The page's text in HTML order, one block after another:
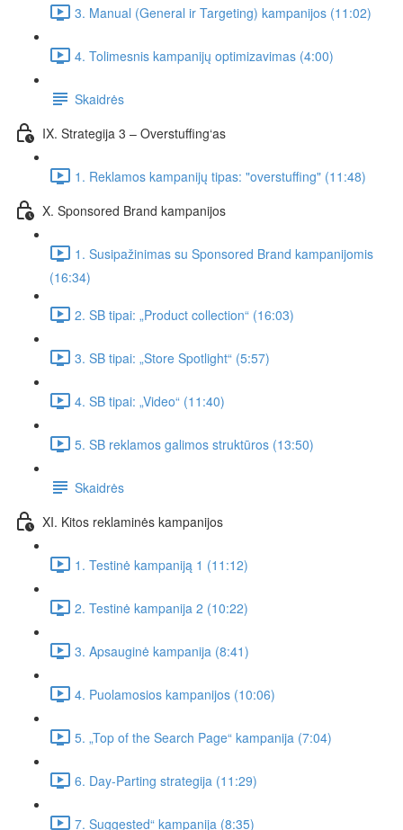
3. Manual (General ir Targeting) kampanijos (11:02)
4. Tolimesnis kampanijų optimizavimas (4:00)
Skaidrės
IX. Strategija 3 – Overstuffing‘as
1. Reklamos kampanijų tipas: "overstuffing" (11:48)
X. Sponsored Brand kampanijos
1. Susipažinimas su Sponsored Brand kampanijomis
(16:34)
2. SB tipai: „Product collection“ (16:03)
3. SB tipai: „Store Spotlight“ (5:57)
4. SB tipai: „Video“ (11:40)
5. SB reklamos galimos struktūros (13:50)
Skaidrės
XI. Kitos reklaminės kampanijos
1. Testinė kampaniją 1 (11:12)
2. Testinė kampanija 2 (10:22)
3. Apsauginė kampanija (8:41)
4. Puolamosios kampanijos (10:06)
5. „Top of the Search Page“ kampanija (7:04)
6. Day-Parting strategija (11:29)
7. Suggested“ kampanija (8:35)